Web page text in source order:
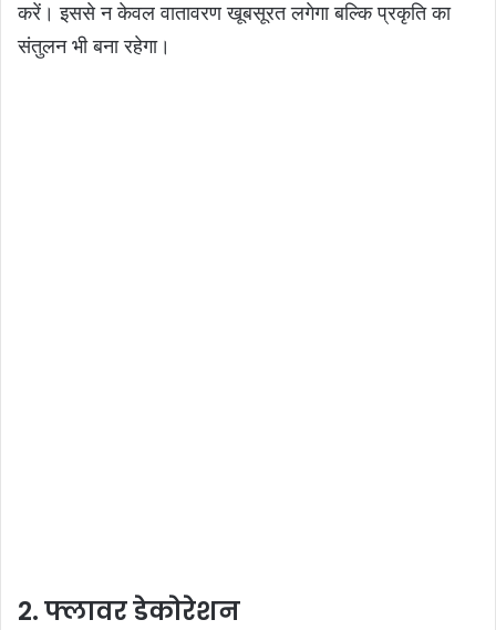
करें। इससे न केवल वातावरण खूबसूरत लगेगा बल्कि प्रकृति का
संतुलन भी बना रहेगा।
2. फ्लावर डेकोरेशन